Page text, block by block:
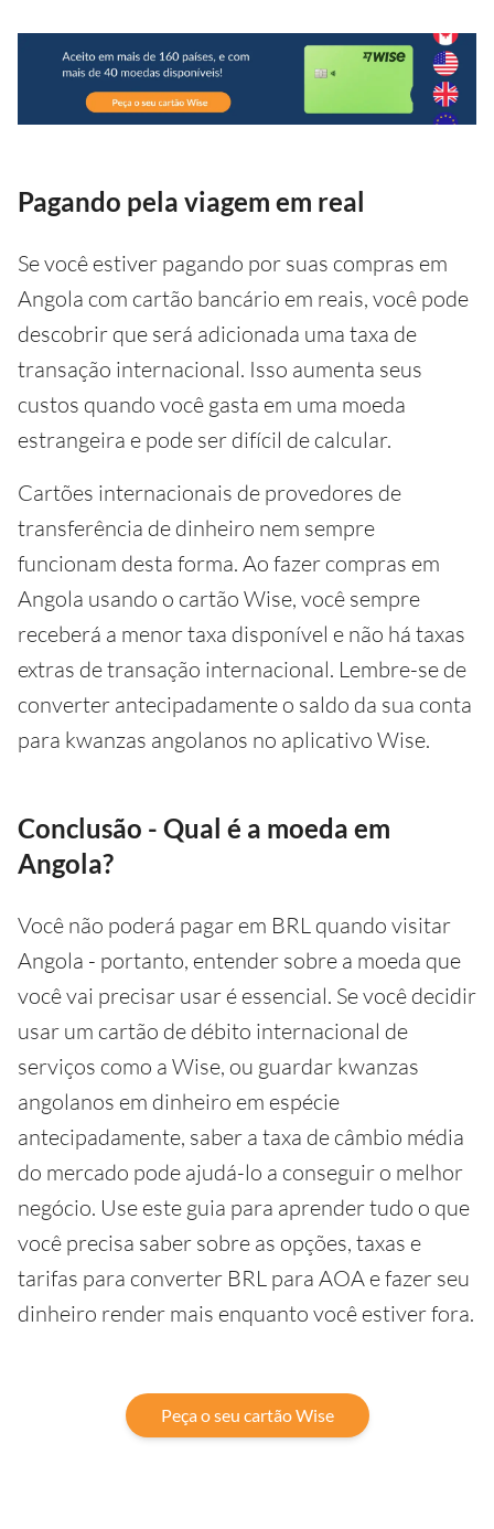
Pagando pela viagem em real
Se você estiver pagando por suas compras em
Angola com cartão bancário em reais, você pode
descobrir que será adicionada uma taxa de
transação internacional. Isso aumenta seus
custos quando você gasta em uma moeda
estrangeira e pode ser difícil de calcular.
Cartões internacionais de provedores de
transferência de dinheiro nem sempre
funcionam desta forma. Ao fazer compras em
Angola usando o cartão Wise, você sempre
receberá a menor taxa disponível e não há taxas
extras de transação internacional. Lembre-se de
converter antecipadamente o saldo da sua conta
para kwanzas angolanos no aplicativo Wise.
Conclusão - Qual é a moeda em
Angola?
Você não poderá pagar em BRL quando visitar
Angola - portanto, entender sobre a moeda que
você vai precisar usar é essencial. Se você decidir
usar um cartão de débito internacional de
serviços como a Wise, ou guardar kwanzas
angolanos em dinheiro em espécie
antecipadamente, saber a taxa de câmbio média
do mercado pode ajudá-lo a conseguir o melhor
negócio. Use este guia para aprender tudo o que
você precisa saber sobre as opções, taxas e
tarifas para converter BRL para AOA e fazer seu
dinheiro render mais enquanto você estiver fora.
Peça o seu cartão Wise